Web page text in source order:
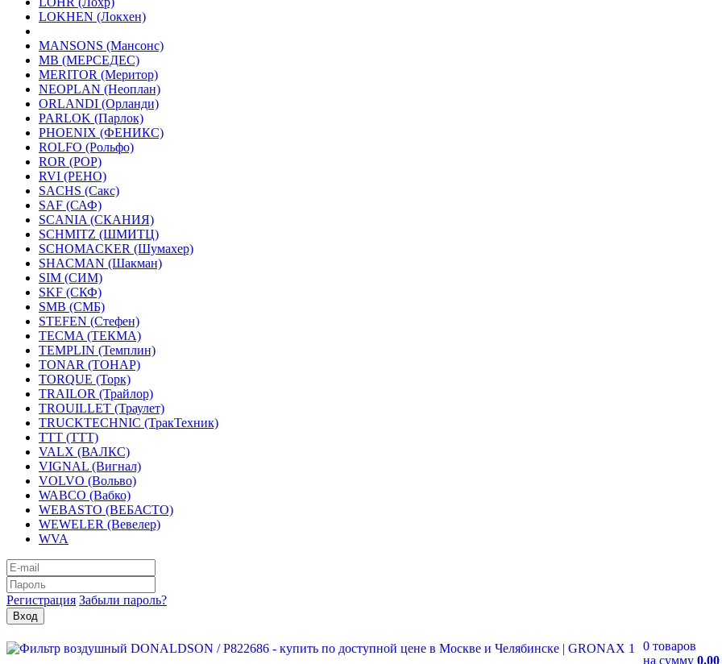
LOKHEN (Локхен)
MANSONS (Мансонс)
MB (МЕРСЕДЕС)
MERITOR (Меритор)
NEOPLAN (Неоплан)
ORLANDI (Орланди)
PARLOK (Парлок)
PHOENIX (ФЕНИКС)
ROLFO (Рольфо)
ROR (РОР)
RVI (РЕНО)
SACHS (Сакс)
SAF (САФ)
SCANIA (СКАНИЯ)
SCHMITZ (ШМИТЦ)
SCHOMACKER (Шумахер)
SHACMAN (Шакман)
SIM (СИМ)
SKF (СКФ)
SMB (СМБ)
STEFEN (Стефен)
TECMA (ТЕКМА)
TEMPLIN (Темплин)
TONAR (ТОНАР)
TORQUE (Торк)
TRAILOR (Трайлор)
TROUILLET (Траулет)
TRUCKTECHNIC (ТракТехник)
TTT (ТТТ)
VALX (ВАЛКС)
VIGNAL (Вигнал)
VOLVO (Вольво)
WABCO (Вабко)
WEBASTO (ВЕБАСТО)
WEWELER (Вевелер)
WVA
Регистрация Забыли пароль?
0 товаров
на сумму